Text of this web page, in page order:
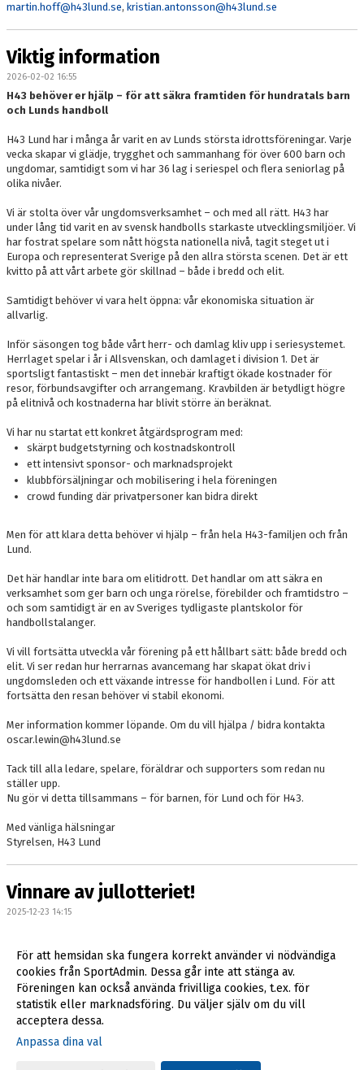
martin.hoff@h43lund.se, kristian.antonsson@h43lund.se
Viktig information
2026-02-02 16:55
H43 behöver er hjälp – för att säkra framtiden för hundratals barn
och Lunds handboll
H43 Lund har i många år varit en av Lunds största idrottsföreningar. Varje
vecka skapar vi glädje, trygghet och sammanhang för över 600 barn och
ungdomar, samtidigt som vi har 36 lag i seriespel och flera seniorlag på
olika nivåer.
Vi är stolta över vår ungdomsverksamhet – och med all rätt. H43 har
under lång tid varit en av svensk handbolls starkaste utvecklingsmiljöer. Vi
har fostrat spelare som nått högsta nationella nivå, tagit steget ut i
Europa och representerat Sverige på den allra största scenen. Det är ett
kvitto på att vårt arbete gör skillnad – både i bredd och elit.
Samtidigt behöver vi vara helt öppna: vår ekonomiska situation är
allvarlig.
Inför säsongen tog både vårt herr- och damlag kliv upp i seriesystemet.
Herrlaget spelar i år i Allsvenskan, och damlaget i division 1. Det är
sportsligt fantastiskt – men det innebär kraftigt ökade kostnader för
resor, förbundsavgifter och arrangemang. Kravbilden är betydligt högre
på elitnivå och kostnaderna har blivit större än beräknat.
Vi har nu startat ett konkret åtgärdsprogram med:
skärpt budgetstyrning och kostnadskontroll
ett intensivt sponsor- och marknadsprojekt
klubbförsäljningar och mobilisering i hela föreningen
crowd funding där privatpersoner kan bidra direkt
Men för att klara detta behöver vi hjälp – från hela H43-familjen och från
Lund.
Det här handlar inte bara om elitidrott. Det handlar om att säkra en
verksamhet som ger barn och unga rörelse, förebilder och framtidstro –
och som samtidigt är en av Sveriges tydligaste plantskolor för
handbollstalanger.
Vi vill fortsätta utveckla vår förening på ett hållbart sätt: både bredd och
elit. Vi ser redan hur herrarnas avancemang har skapat ökat driv i
ungdomsleden och ett växande intresse för handbollen i Lund. För att
fortsätta den resan behöver vi stabil ekonomi.
Mer information kommer löpande. Om du vill hjälpa / bidra kontakta
oscar.lewin@h43lund.se
Tack till alla ledare, spelare, föräldrar och supporters som redan nu
ställer upp.
Nu gör vi detta tillsammans – för barnen, för Lund och för H43.
Med vänliga hälsningar
Styrelsen, H43 Lund
Vinnare av jullotteriet!
2025-12-23 14:15
Fler nyheter >>
Gå till Webbversion
För att hemsidan ska fungera korrekt använder vi nödvändiga
cookies från SportAdmin. Dessa går inte att stänga av.
Föreningen kan också använda frivilliga cookies, t.ex. för
statistik eller marknadsföring. Du väljer själv om du vill
acceptera dessa.
Anpassa dina val